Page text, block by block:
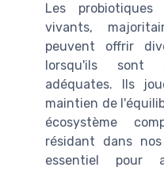
Les probiotiques
vivants,
peuvent offrir
lorsqu'ils sont
adéquates. Ils
maintien de
écosystème
résidant dans
essentiel pour